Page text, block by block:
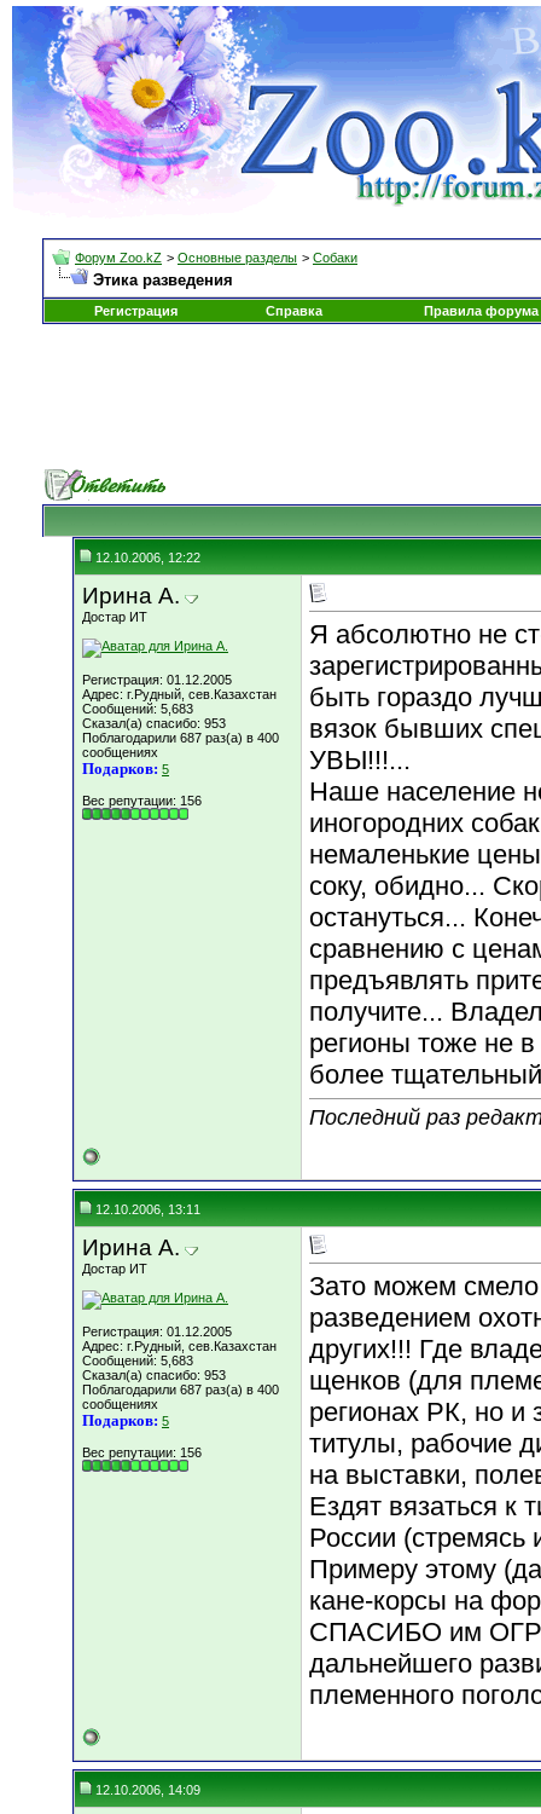
Форум Zoo.kZ > Основные разделы > Собаки
Этика разведения
Регистрация Справка Правила форума
12.10.2006, 12:22
Ирина А.
Достар ИТ
Регистрация: 01.12.2005
Адрес: г.Рудный, сев.Казахстан
Сообщений: 5,683
Сказал(а) спасибо: 953
Поблагодарили 687 раз(а) в 400
сообщениях
Подарков: 5
Вес репутации: 156
Я абсолютно не
быть гораздо
вязок бывших
УВЫ!!!...
Наше население
иногородних
немаленькие
соку, обидно...
остануться...
сравнению с
предъявлять
получите...
регионы тоже не
более
Последний раз
12.10.2006, 13:11
Ирина А.
Достар ИТ
Регистрация: 01.12.2005
Адрес: г.Рудный, сев.Казахстан
Сообщений: 5,683
Сказал(а) спасибо: 953
Поблагодарили 687 раз(а) в 400
сообщениях
Подарков: 5
Вес репутации: 156
Зато можем
разведением
других!!! Где
щенков (для
регионах РК, но и
титулы, рабочие
на выставки,
Ездят вязаться к
России (стремясь
Примеру этому
кане-корсы на
СПАСИБО им
дальнейшего
племенного
12.10.2006, 14:09